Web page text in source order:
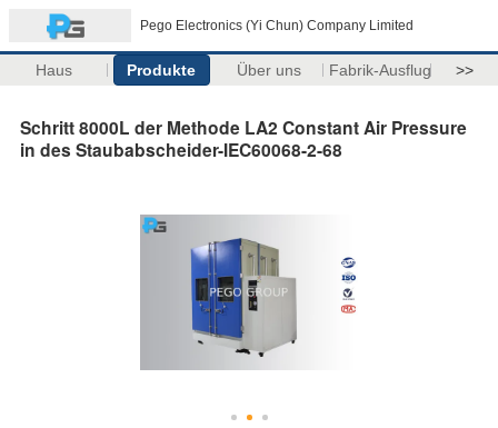
Pego Electronics (Yi Chun) Company Limited
Haus Produkte Über uns Fabrik-Ausflug >>
Schritt 8000L der Methode LA2 Constant Air Pressure
in des Staubabscheider-IEC60068-2-68